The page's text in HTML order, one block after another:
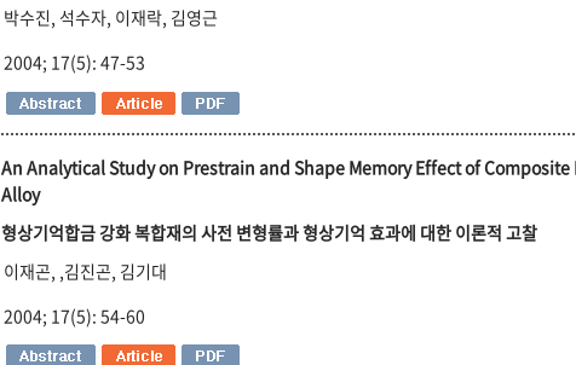
박수진, 석수자, 이재락, 김영근
2004; 17(5): 47-53
An Analytical Study on Prestrain and Shape Memory Effect of
Alloy
형상기억합금 강화 복합재의 사전 변형률과 형상기억 효과에 대한 이론적 고찰
이재곤, ,김진곤, 김기대
2004; 17(5): 54-60